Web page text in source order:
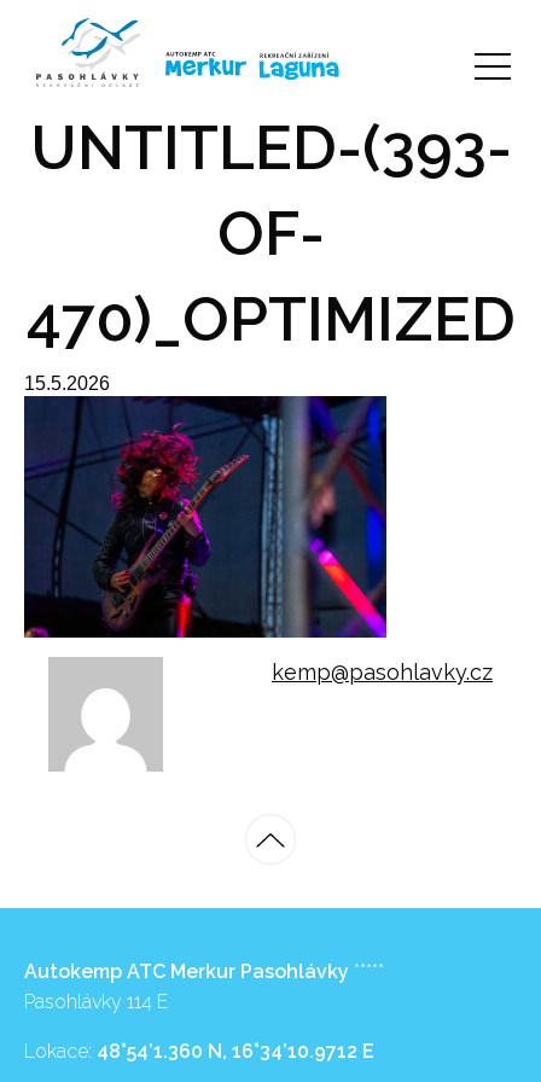
UNTITLED-(393-
OF-
470)_OPTIMIZED
15.5.2026
kemp@pasohlavky.cz
Autokemp ATC Merkur Pasohlávky *****
Pasohlávky 114 E
Lokace: 48°54’1.360 N, 16°34’10.9712 E